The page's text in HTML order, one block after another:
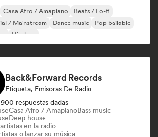
Casa Afro / Amapiano
Beats / Lo-fi
/ Mainstream
Dance music
Pop bailable
Hip-hop
Back&Forward Records
Etiqueta, Emisoras De Radio
respuestas dadas
Casa Afro / AmapianoBass music
Deep house
en la radio
o lanzar su música